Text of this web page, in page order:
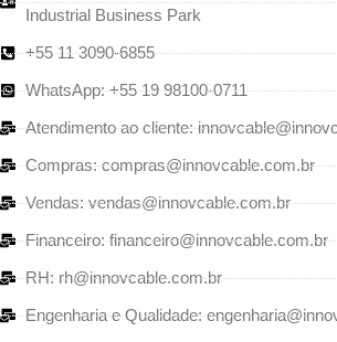
Industrial Business Park
+55 11 3090-6855
WhatsApp: +55 19 98100-0711
Atendimento ao cliente:
Compras: compras@innovcable.com.br
Vendas: vendas@innovcable.com.br
Financeiro: financeiro@innovcable.com.br
RH: rh@innovcable.com.br
Engenharia e Qualidade: